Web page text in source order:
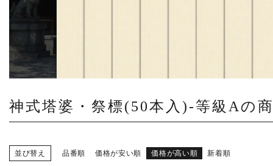
特集
会員メニュー
ご利用ガイド
よみもの
神式塔婆・祭標(50本入)-等級Aの
並び替え 品番順 価格が安い順 価格が高い順 新着順